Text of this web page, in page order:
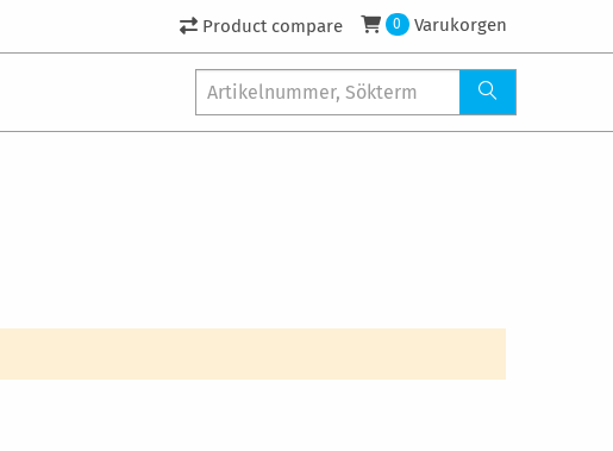
Product compare 0 Varukorgen